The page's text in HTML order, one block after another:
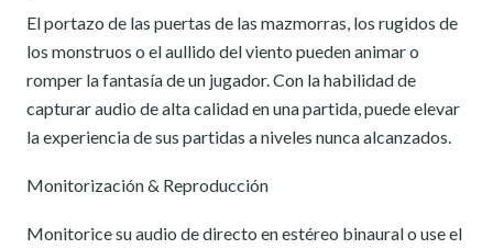
El portazo de las puertas de las mazmorras, los rugidos de
los monstruos o el aullido del viento pueden animar o
romper la fantasía de un jugador. Con la habilidad de
capturar audio de alta calidad en una partida, puede elevar
la experiencia de sus partidas a niveles nunca alcanzados.
Monitorización & Reproducción
Monitorice su audio de directo en estéreo binaural o use el